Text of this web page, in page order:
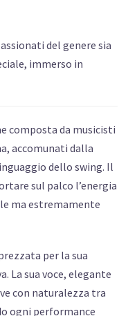
del genere sia
immerso in
composta da musicisti
accomunati dalla
dello swing. Il
sul palco l’energia
ma estremamente
per la sua
La sua voce, elegante
con naturalezza tra
ogni performance